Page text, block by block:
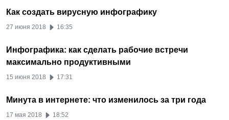
Как создать вирусную инфографику
27 июня 2018 16:35
Инфографика: как сделать рабочие встречи
максимально продуктивными
15 июня 2018 17:31
Минута в интернете: что изменилось за три года
17 мая 2018 18:52